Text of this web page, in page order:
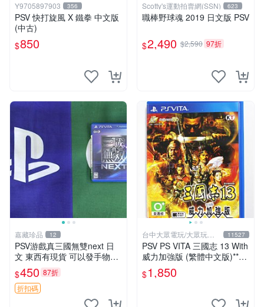
Y9705897903 356
PSV 快打旋風 X 鐵拳 中文版
(中古)
$850
Scotty's運動拍賣網(SSN) 623
職棒野球魂 2019 日文版 PSV
$2,490 $2,590 97折
嘉藏珍品 12
PSV游戲真三國無雙next 日
文 東西有現貨 可以發手物品
無質量問題售不退不換
$450 87折
折扣碼
台中大眾電玩/大眾玩具
店
11527
PSV PS VITA 三國志 13 With
威力加強版 (繁體中文版)**
(二手商品)【台中大眾電玩】
$1,850